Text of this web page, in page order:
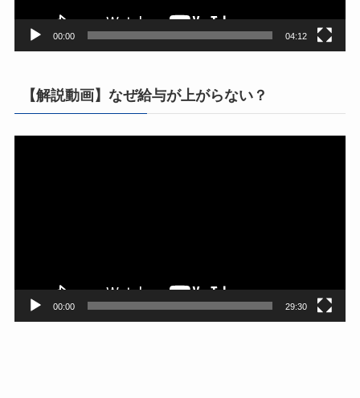
00:00 04:12
【解説動画】なぜ給与が上がらない？
00:00 29:30